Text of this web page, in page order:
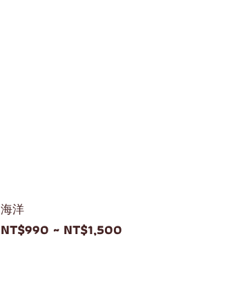
海洋
NT$990 ~ NT$1,500